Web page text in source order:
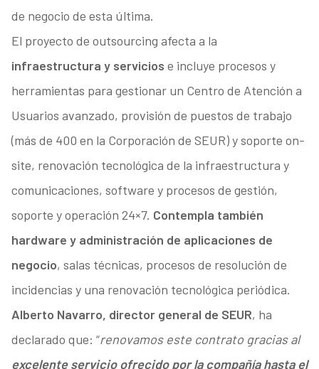
de negocio de esta última.
El proyecto de outsourcing afecta a la
infraestructura y servicios e incluye procesos y
herramientas para gestionar un Centro de Atención a
Usuarios avanzado, provisión de puestos de trabajo
(más de 400 en la Corporación de SEUR) y soporte on-
site, renovación tecnológica de la infraestructura y
comunicaciones, software y procesos de gestión,
soporte y operación 24×7. Contempla también
hardware y administración de aplicaciones de
negocio, salas técnicas, procesos de resolución de
incidencias y una renovación tecnológica periódica.
Alberto Navarro, director general de SEUR, ha
declarado que: “renovamos este contrato gracias al
excelente servicio ofrecido por la compañía hasta el